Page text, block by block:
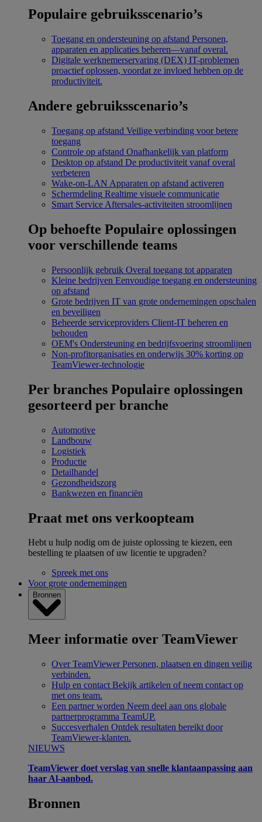
Populaire gebruiksscenario’s
Toegang en ondersteuning op afstand Personen,
apparaten en applicaties beheren—vanaf overal.
Digitale werknemerservaring (DEX) IT-problemen
proactief oplossen, voordat ze invloed hebben op de
productiviteit.
Andere gebruiksscenario’s
Toegang op afstand Veilige verbinding voor betere
toegang
Controle op afstand Onafhankelijk van platform
Desktop op afstand De productiviteit vanaf overal
verbeteren
Wake-on-LAN Apparaten op afstand activeren
Schermdeling Realtime visuele communicatie
Smart Service Aftersales-activiteiten stroomlijnen
Op behoefte Populaire oplossingen
voor verschillende teams
Persoonlijk gebruik Overal toegang tot apparaten
Kleine bedrijven Eenvoudige toegang en ondersteuning
op afstand
Grote bedrijven IT van grote ondernemingen opschalen
en beveiligen
Beheerde serviceproviders Client-IT beheren en
behouden
OEM's Ondersteuning en bedrijfsvoering stroomlijnen
Non-profitorganisaties en onderwijs 30% korting op
TeamViewer-technologie
Per branches Populaire oplossingen
gesorteerd per branche
Automotive
Landbouw
Logistiek
Productie
Detailhandel
Gezondheidszorg
Bankwezen en financiën
Praat met ons verkoopteam
Hebt u hulp nodig om de juiste oplossing te kiezen, een
bestelling te plaatsen of uw licentie te upgraden?
Spreek met ons
Voor grote ondernemingen
Bronnen
Meer informatie over TeamViewer
Over TeamViewer Personen, plaatsen en dingen veilig
verbinden.
Hulp en contact Bekijk artikelen of neem contact op
met ons team.
Een partner worden Neem deel aan ons globale
partnerprogramma TeamUP.
Succesverhalen Ontdek resultaten bereikt door
TeamViewer-klanten.
NIEUWS
TeamViewer doet verslag van snelle klantaanpassing aan
haar Al-aanbod.
Bronnen